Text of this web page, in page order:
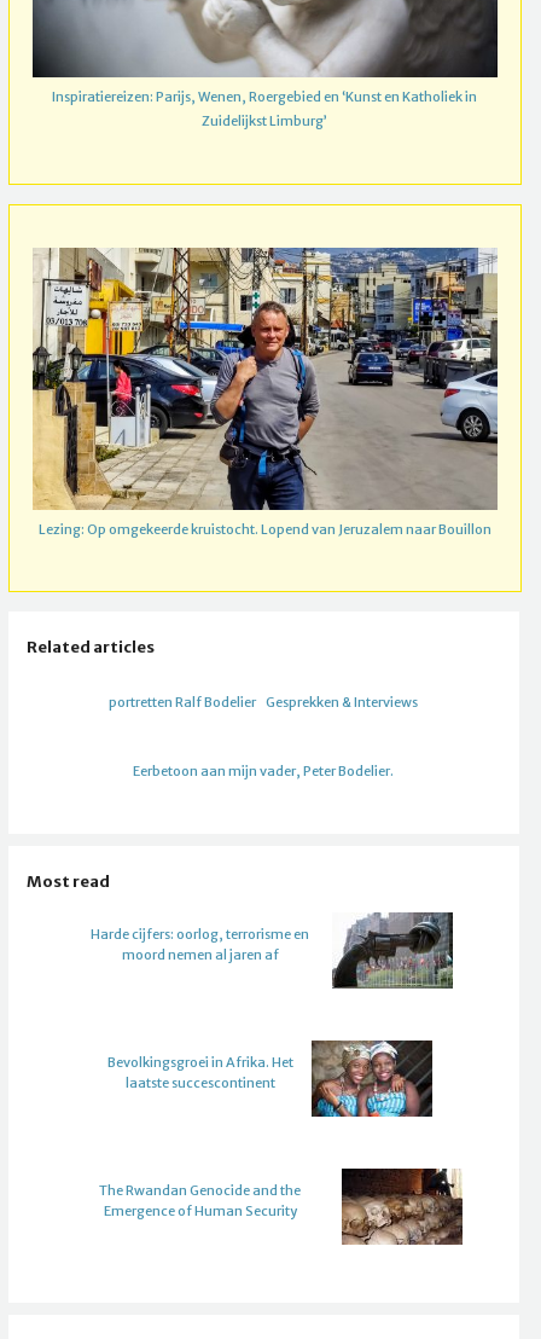
Inspiratiereizen: Parijs, Wenen, Roergebied en ‘Kunst en Katholiek in
Zuidelijkst Limburg’
Lezing: Op omgekeerde kruistocht. Lopend van Jeruzalem naar Bouillon
Related articles
portretten Ralf Bodelier Gesprekken & Interviews
Eerbetoon aan mijn vader, Peter Bodelier.
Most read
Harde cijfers: oorlog, terrorisme en
moord nemen al jaren af
Bevolkingsgroei in Afrika. Het
laatste succescontinent
The Rwandan Genocide and the
Emergence of Human Security